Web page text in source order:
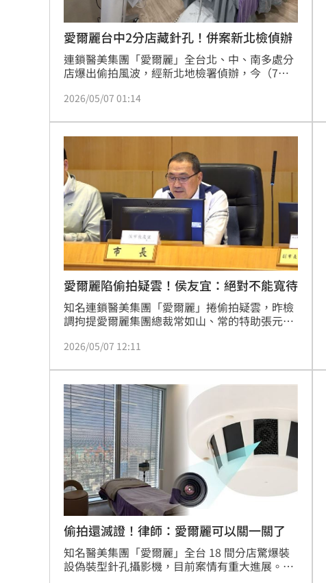
理想混蛋號召粉絲跨海追星吃美食！ 18:15
愛爾麗台中2分店藏針孔！併案新北檢偵辦
連鎖醫美集團「愛爾麗」全台北、中、南多處分
店爆出偷拍風波，經新北地檢署偵辦，今（7）
商聲押禁見。日前台中市衛生局前往位於崇德
內安裝的煙霧偵測器都具有攝影功能，報請台中
地檢進一步偵辦，後續經中檢與新北檢聯繫後，
全案將併案由新北地檢署併案辦理。
2026/05/07 01:14
愛爾麗陷偷拍疑雲！侯友宜：絕對不能寬待
知名連鎖醫美集團「愛爾麗」捲偷拍疑雲，昨檢
調拘提愛爾麗集團總裁常如山、常的特助張元
檢署複訊後，檢方今（7）日凌晨向法院聲請羈
檢調搜索，對此，上午新北市長侯友宜表示，
「如果侵犯別人的隱私是絕對不能寬待，要予以
嚴懲」。
2026/05/07 12:11
偷拍還滅證！律師：愛爾麗可以關一關了
知名醫美集團「愛爾麗」全台 18 間分店驚爆裝
設偽裝型針孔攝影機，目前案情有重大進展。檢